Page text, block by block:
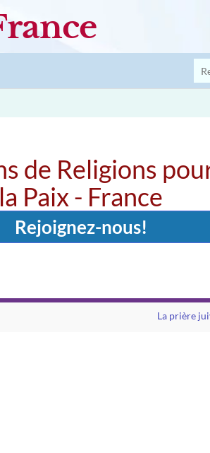
de Religions
la Paix - France
Rejoignez-nous!
La prière